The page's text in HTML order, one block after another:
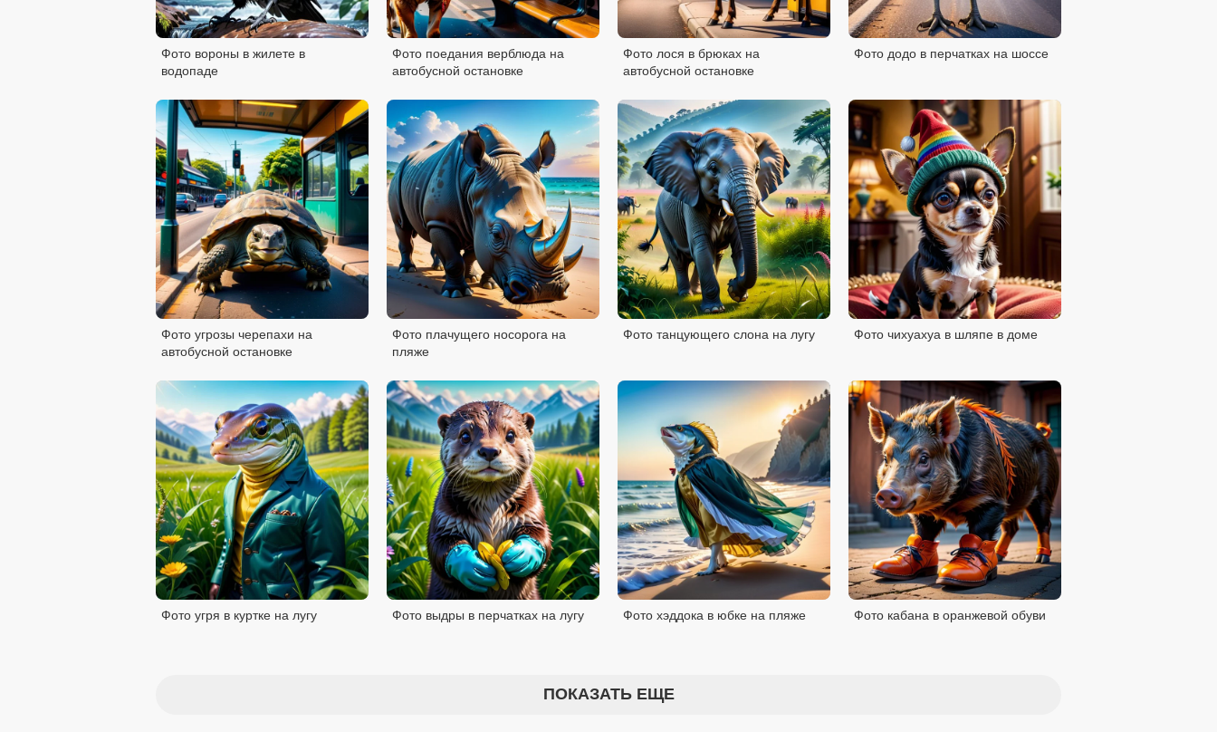
Фото вороны в жилете в
водопаде
Фото поедания верблюда на
автобусной остановке
Фото лося в брюках на
автобусной остановке
Фото додо в перчатках на шоссе
Фото угрозы черепахи на
автобусной остановке
Фото плачущего носорога на
пляже
Фото танцующего слона на лугу Фото чихуахуа в шляпе в доме
Фото угря в куртке на лугу Фото выдры в перчатках на лугу Фото хэддока в юбке на пляже Фото кабана в оранжевой обуви
ПОКАЗАТЬ ЕЩЕ